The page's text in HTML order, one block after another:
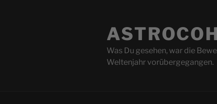
Was Du gesehen, war die
Weltenjahr vorübergegangen.